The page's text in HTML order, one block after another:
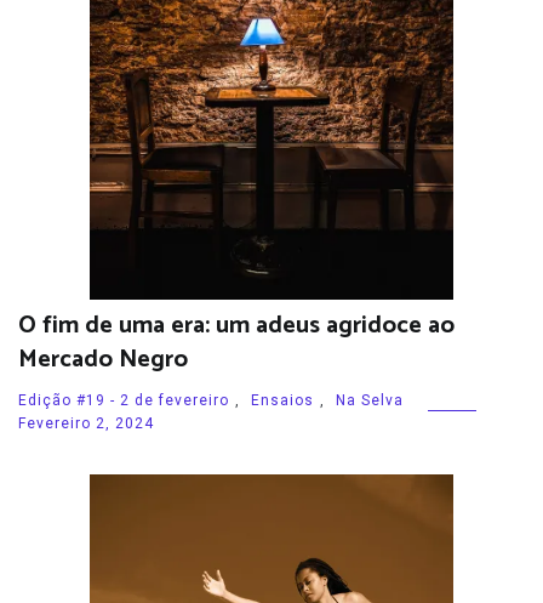
O fim de uma era: um adeus agridoce ao
Mercado Negro
Edição #19 - 2 de fevereiro , Ensaios ,
Na Selva
Fevereiro 2, 2024